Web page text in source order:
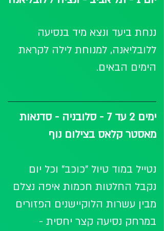
ננחת ביעד ונצא מיד בנסיעה
ללובליאנה, למנוחת לילה לקראת
הימים הבאים.
ימים 2 עד 7 - סלובניה - סדנאות
מאסטר קלאס בצילום נוף
נטייל במוד טיול "כוכב" וכל יום
נקבל החלטות חכמות איפה נצלם
מבין עשרות הלוקיישנים הפזורים
במרחק נסיעה קצר יחסית -